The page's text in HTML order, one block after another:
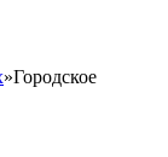
»Городское